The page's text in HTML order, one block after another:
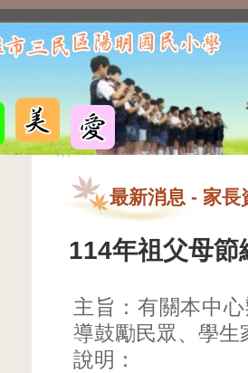
:::
最新消息 - 家長
114年祖父母節
主旨：有關本中
導鼓勵民眾、學生
說明：